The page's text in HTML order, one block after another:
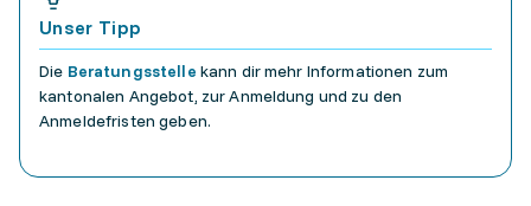
Unser Tipp
Die Beratungsstelle kann dir mehr Informationen zum
kantonalen Angebot, zur Anmeldung und zu den
Anmeldefristen geben.